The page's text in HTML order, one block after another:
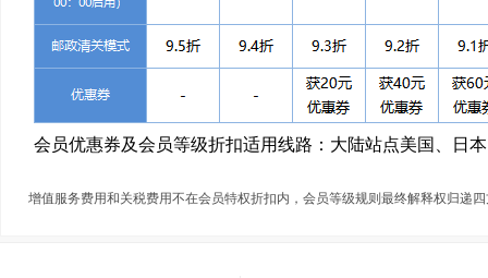
会员优惠券及会员等级折扣适用线路： 大陆站点美国、日
增值服务费用和关税费用不在会员特权折扣内，会员等级规则最终解释权归递